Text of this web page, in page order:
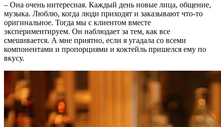
– Она очень интересная. Каждый день новые лица, общение,
музыка. Люблю, когда люди приходят и заказывают что-то
оригинальное. Тогда мы с клиентом вместе
экспериментируем. Он наблюдает за тем, как все
смешивается. А мне приятно, если я угадала со всеми
компонентами и пропорциями и коктейль пришелся ему по
вкусу.